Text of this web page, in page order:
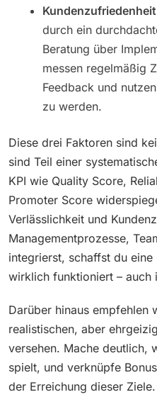
durch ein
Beratung über
messen regelmäßig
Feedback und
zu werden.
Diese drei Faktoren sind
sind Teil einer
KPI wie Quality Score,
Promoter Score
Verlässlichkeit und
Managementprozesse,
integrierst, schaffst du
wirklich funktioniert – auch
Darüber hinaus empfehlen
realistischen, aber
versehen. Mache deutlich,
spielt, und verknüpfe
der Erreichung dieser